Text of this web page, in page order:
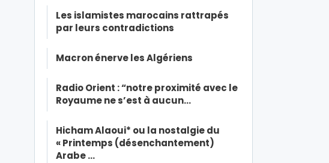
Les islamistes marocains rattrapés
par leurs contradictions
Macron énerve les Algériens
Radio Orient : “notre proximité avec le
Royaume ne s’est à aucun…
Hicham Alaoui* ou la nostalgie du
« Printemps (désenchantement)
Arabe …